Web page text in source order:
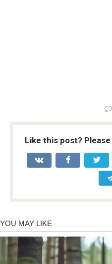
Like this post?